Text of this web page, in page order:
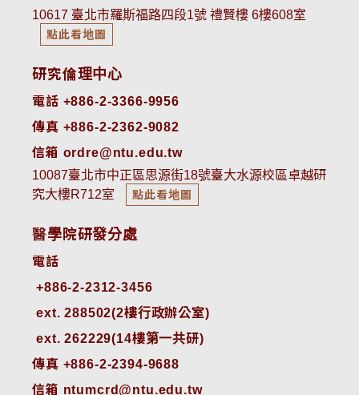
10617 臺北市羅斯福路四段1號 禮賢樓 6樓608室
點此看地圖
研究倫理中心
電話 +886-2-3366-9956
傳真 +886-2-2362-9082
信箱 ordre@ntu.edu.tw
10087臺北市中正區思源街18號臺大水源校區卓越研
究大樓R712室
點此看地圖
醫學院研發分處
電話
ext. 288502(2樓行政辦公室)
ext. 262229(14樓第一共研)
傳真 +886-2-2394-9688
信箱 ntumcrd@ntu.edu.tw